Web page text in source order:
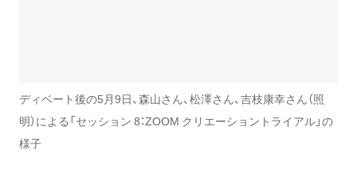
ディベート後の5月9日、森山さん、松澤さん、吉枝康幸さん（照
明）による「セッション 8：ZOOM クリエーショントライアル」の
様子